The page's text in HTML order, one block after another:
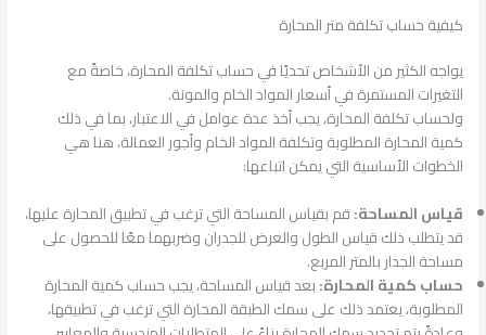
كيفية حساب تكلفة متر المحارة
يواجه الكثير من الأشخاص تحديًا في حساب تكلفة المحارة، خاصةً مع
التغيرات المستمرة في أسعار المواد الخام والمونة.
ولحساب تكلفة المحارة، يجب أخذ عدة عوامل في الاعتبار، بما في ذلك
كمية المحارة المطلوبة وتكلفة المواد الخام وأجور العمالة، هنا هي
الخطوات الأساسية التي يمكن اتباعها:
قياس المساحة:قم بقياس المساحة التي ترغب في تطبيق المحارة عليها،
قد يتطلب ذلك قياس الطول والعرض للجدران وضربهما معًا للحصول على
مساحة الجدار بالمتر المربع.
حساب كمية المحارة:بعد قياس المساحة، يجب حساب كمية المحارة
المطلوبة، يعتمد ذلك على سمك الطبقة المحارة التي ترغب في تطبيقها،